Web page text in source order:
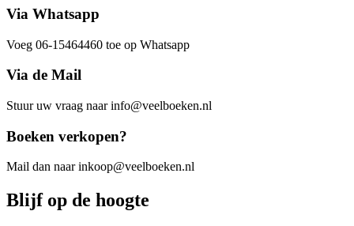
Via Whatsapp
Voeg 06-15464460 toe op Whatsapp
Via de Mail
Stuur uw vraag naar info@veelboeken.nl
Boeken verkopen?
Mail dan naar inkoop@veelboeken.nl
Blijf op de hoogte